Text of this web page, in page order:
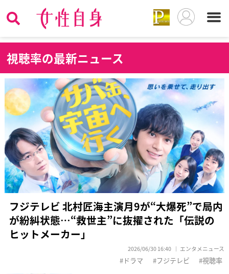
視聴率の最新ニュース
フジテレビ 北村匠海主演月9が“大爆死”で局内
が紛糾状態…“救世主”に抜擢された「伝説の
ヒットメーカー」
2026/06/30 16:40 エンタメニュース
ドラマ フジテレビ 視聴率